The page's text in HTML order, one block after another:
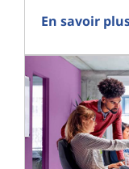
En savoir